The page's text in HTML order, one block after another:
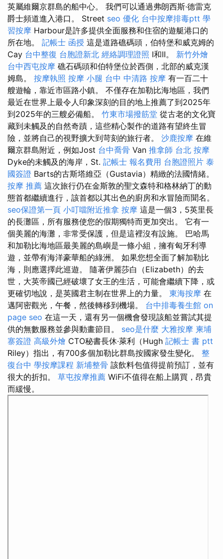
英屬維爾京群島的船中心。 我們可以通過弗朗西斯·德雷克
爵士頻道進入港口。 Street seo 優化 台中按摩排毒ptt 學
習按摩 Harbour是許多提供全面服務和住宿的遊艇港口的
所在地。 記帳士 函授 這是道路礁碼頭，伯特堡和威克姆的
Cay 台中整復 台胞證新北 經絡調理證照 I和II。 新竹外燴
台中西屯按摩 礁石碼頭和伯特堡位於西側，北部的威克漢
姆島。 按摩執照 按摩 小腿 台中 中清路 按摩 有一百二十
艘遊輪，靠近市區路小鎮。 不僅存在加勒比海地區，我們
最近在世界上最令人印象深刻的目的地上推薦了到2025年
到2025年的三艘必備船。 竹東市場撥筋堂 從古老的文化寶
藏到未觸及的自然奇蹟，這些精心製作的道路有望終生冒
險，並將自己的視野擴大到苛刻的旅行者。 沙鹿按摩 在維
爾京群島附近，例如Jost 台中喬骨 Van 推拿師 台北 按摩
Dyke的未觸及的海岸，St. 記帳士 報名費用 台胞證照片 泰
國簽證 Barts的古斯塔維亞（Gustavia）精緻的法國情緒。
按摩 推薦 這次旅行仍在金斯敦的聖文森特和格林納丁的動
態首都繼續進行，該首都以其出色的廚房和水冒險而聞名。
seo保證第一頁 小叮噹附近推拿 按摩 這是一個3，5英里長
的長灘區，所有服務使您的假期獨特而更加突出。 它有一
個美麗的海灘，非常受保護，但是這裡沒有設施。 巴哈馬
和加勒比海地區最美麗的島嶼是一條小組，擁有匈牙利導
遊，並帶有海洋豪華船的綠洲。 如果您想全面了解加勒比
海，則應選擇此巡遊。 隨著伊麗莎白（Elizabeth）的去
世，大英帝國已經破壞了女王的生活，可能會繼續下降，或
更確切地說，是英國君主制在世界上的力量。 東海按摩 在
邁阿密觀光，午餐，然後轉移到機場。 台中排毒養生館 on
page seo 在這一天，還有另一個機會發現該船並嘗試其提
供的無數服務並參與動畫節目。 seo是什麼 大雅按摩 柬埔
寨簽證 高級外燴 CTO秘書長休·萊利（Hugh 記帳士 書 ptt
Riley）指出，有700多個加勒比群島按國家發生變化。 整
復台中 學按摩課程 新埔整骨 該飲料包值得提前預訂，並有
很大的折扣。 草屯按摩推薦 WiFi不值得在船上購買，昂貴
而緩慢。